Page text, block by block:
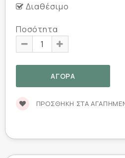
Διαθέσιμο
Ποσότητα
ΠΡΟΣΘΉΚΗ ΣΤΑ